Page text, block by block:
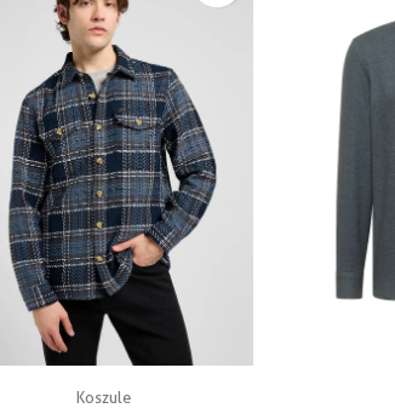
Szybki podgląd
Koszule